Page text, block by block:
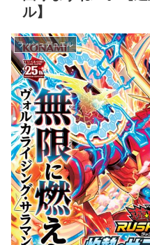
ル】
ラッシュデュエル